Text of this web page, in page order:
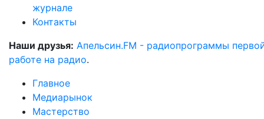
журнале
Контакты
Наши друзья: Апельсин.FM - радиопрограммы
работе на радио.
Главное
Медиарынок
Мастерство